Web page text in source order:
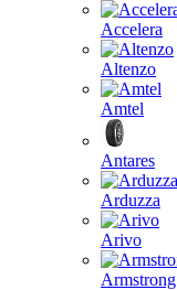
Accelera
Altenzo
Amtel
Antares
Arduzza
Arivo
Armstrong